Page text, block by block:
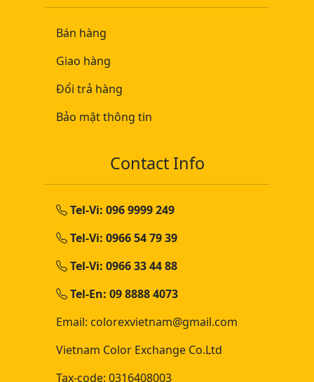
Bán hàng
Giao hàng
Đổi trả hàng
Bảo mật thông tin
Contact Info
Tel-Vi: 096 9999 249
Tel-Vi: 0966 54 79 39
Tel-Vi: 0966 33 44 88
Tel-En: 09 8888 4073
Email: colorexvietnam@gmail.com
Vietnam Color Exchange Co.Ltd
Tax-code: 0316408003